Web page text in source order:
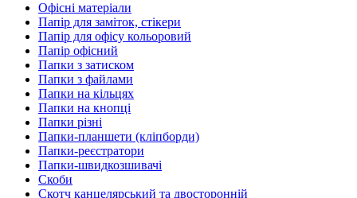
Офісні матеріали
Папір для заміток, стікери
Папір для офісу кольоровий
Папір офісний
Папки з затиском
Папки з файлами
Папки на кільцях
Папки на кнопці
Папки різні
Папки-планшети (кліпборди)
Папки-реєстратори
Папки-швидкозшивачі
Скоби
Скотч канцелярський та двосторонній